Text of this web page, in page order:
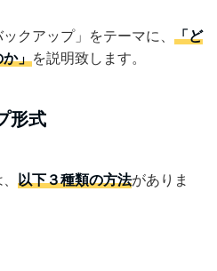
クアップ」をテーマに、 「ど
か」を説明致します。
形式
以下３種類の方法がありま